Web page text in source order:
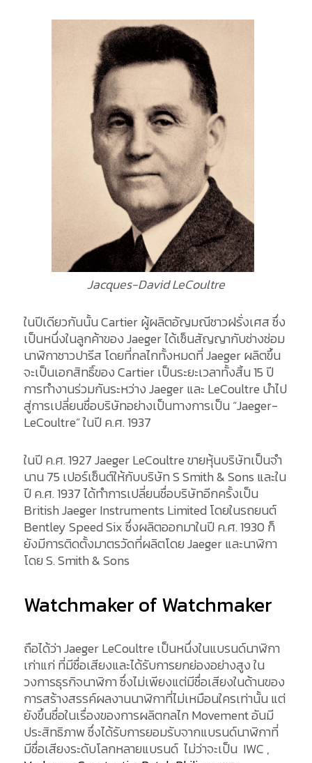
Jacques-David LeCoultre
ในปีเดียวกันนั้น Cartier ผู้ผลิตอัญมณีชาวฝรั่งเศส ซึ่ง
เป็นหนึ่งในลูกค้าของ Jaeger ได้เซ็นสัญญากับช่างซ่อม
นาฬิกาชาวปารีส โดยที่กลไกทั้งหมดที่ Jaeger ผลิตขึ้น
จะเป็นเอกสิทธิ์ของ Cartier เป็นระยะเวลาทั้งสิ้น 15 ปี
การทำงานร่วมกันระหว่าง Jaeger และ LeCoultre นำไป
สู่การเปลี่ยนชื่อบริษัทอย่างเป็นทางการเป็น “Jaeger-
LeCoultre” ในปี ค.ศ. 1937
ในปี ค.ศ. 1927 Jaeger LeCoultre ขายหุ้นบริษัทเป็นจำ
นาน 75 เปอร์เซ็นต์ให้กับบริษัท S Smith & Sons และใน
ปี ค.ศ. 1937 ได้ทำการเปลี่ยนชื่อบริษัทอีกครั้งเป็น
British Jaeger Instruments Limited โดยในรถยนต์
Bentley Speed ​​Six ซึ่งผลิตออกมาในปี ค.ศ. 1930 ก็
ยังมีการติดตั้งมาตรวัดที่ผลิตโดย Jaeger และนาฬิกา
โดย S. Smith & Sons
Watchmaker of Watchmaker
ถือได้ว่า Jaeger LeCoultre เป็นหนึ่งในแบรนด์นาฬิกา
เก่าแก่ ที่มีชื่อเสียงและได้รับการยกย่องอย่างสูง ใน
วงการธุรกิจนาฬิกา ซึ่งไม่เพียงแต่มีชื่อเสียงในด้านของ
การสร้างสรรค์ผลงานนาฬิกาที่ไม่เหมือนใครเท่านั้น แต่
ยังขึ้นชื่อในเรื่องของการผลิตกลไก Movement อันมี
ประสิทธิภาพ ซึ่งได้รับการยอมรับจากแบรนด์นาฬิกาที่
มีชื่อเสียงระดับโลกหลายแบรนด์ ไม่ว่าจะเป็น IWC ,